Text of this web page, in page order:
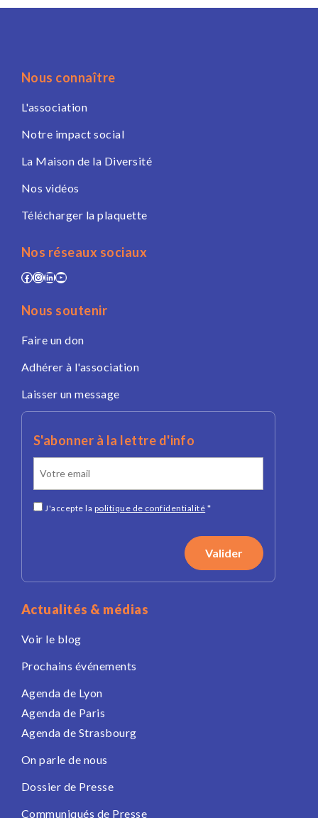
Nous connaître
L'association
Notre impact social
La Maison de la Diversité
Nos vidéos
Télécharger la plaquette
Nos réseaux sociaux
Facebook
Instagram
LinkedIn
YouTube
Nous soutenir
Faire un don
Adhérer à l'association
Laisser un message
S'abonner à la lettre d'info
J'accepte la politique de confidentialité *
Actualités & médias
Voir le blog
Prochains événements
Agenda de Lyon
Agenda de Paris
Agenda de Strasbourg
On parle de nous
Dossier de Presse
Communiqués de Presse